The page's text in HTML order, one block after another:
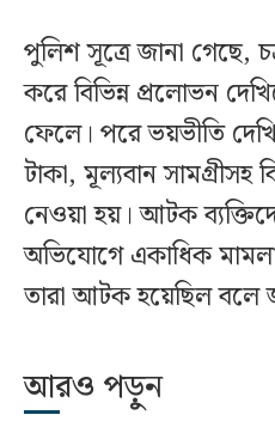
পুলিশ সূত্রে জানা গেছে,
করে বিভিন্ন প্রলোভন
ফেলে। পরে ভয়ভীতি
টাকা, মূল্যবান সামগ্রীসহ
নেওয়া হয়। আটক
অভিযোগে একাধিক
তারা আটক হয়েছিল বলে
আরও পড়ুন